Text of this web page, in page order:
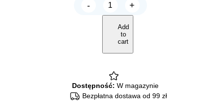
-
ANIMONDA
INTEGRA
Nieren
kurczak
100g
quantity
+
Add
to
cart
Dostępność: W magazynie
Bezpłatna dostawa od 99 zł